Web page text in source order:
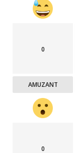
0
AMUZANT
0